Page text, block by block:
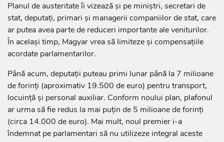
Planul de austeritate îi vizează și pe miniștri, secretari de
stat, deputați, primari și managerii companiilor de stat, care
ar putea avea parte de reduceri importante ale veniturilor.
În același timp, Magyar vrea să limiteze și compensațiile
acordate parlamentarilor.
Până acum, deputații puteau primi lunar până la 7 milioane
de forinți (aproximativ 19.500 de euro) pentru transport,
locuință și personal auxiliar. Conform noului plan, plafonul
ar urma să fie redus la mai puțin de 5 milioane de forinți
(circa 14.000 de euro). Mai mult, noul premier i-a
îndemnat pe parlamentari să nu utilizeze integral aceste